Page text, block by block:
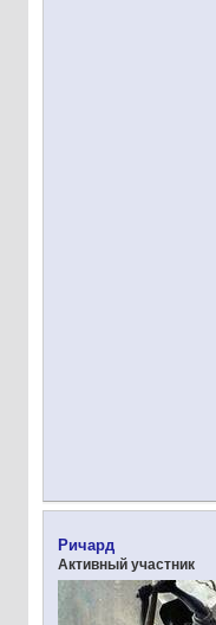
Ричард
Активный участник